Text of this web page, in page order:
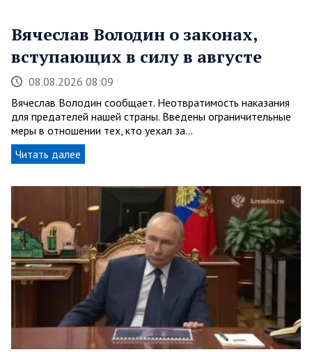
Вячеслав Володин о законах,
вступающих в силу в августе
08.08.2026 08:09
Вячеслав Володин сообщает. Неотвратимость наказания
для предателей нашей страны. Введены ограничительные
меры в отношении тех, кто уехал за…
Читать далее